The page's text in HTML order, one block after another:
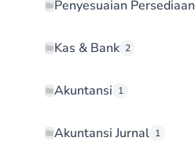
Penyesuaian Persediaan
Kas & Bank 2
Akuntansi 1
Akuntansi Jurnal 1